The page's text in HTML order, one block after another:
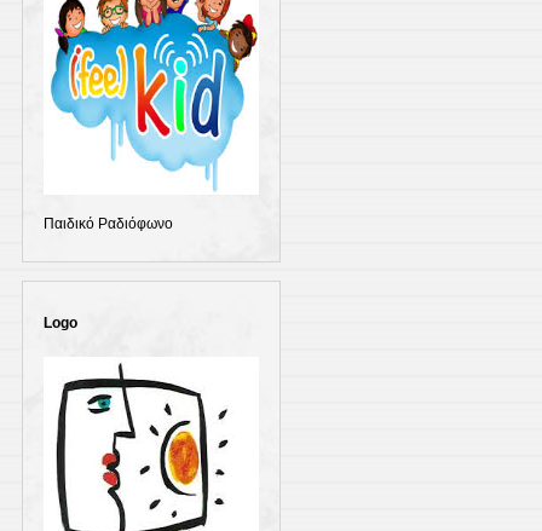
Παιδικό Ραδιόφωνο
Logo